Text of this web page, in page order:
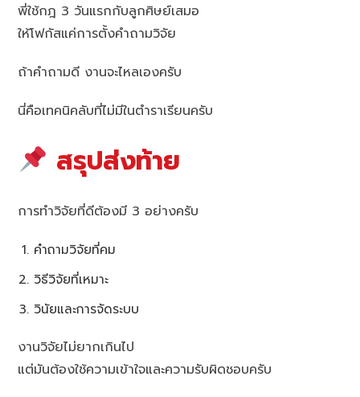
พี่ใช้กฎ 3 วันแรกกับลูกศิษย์เสมอ
ให้โฟกัสแค่การตั้งคำถามวิจัย
ถ้าคำถามดี งานจะไหลเองครับ
นี่คือเทคนิคลับที่ไม่มีในตำราเรียนครับ
สรุปส่งท้าย
การทำวิจัยที่ดีต้องมี 3 อย่างครับ
คำถามวิจัยที่คม
วิธีวิจัยที่เหมาะ
วินัยและการจัดระบบ
งานวิจัยไม่ยากเกินไป
แต่มันต้องใช้ความเข้าใจและความรับผิดชอบครับ